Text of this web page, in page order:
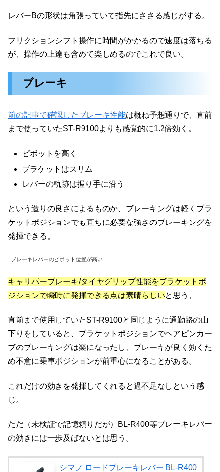
レバーBの形状は角張っていて指先にささる感じがする。
フリクションシフト操作に時間がかかるので速度は落ちる
が、操作の上達も含めて楽しめるのでこれで良い。
ブレーキ
前の記事で確認したブレーキ性能は概ね予想通りで、直前
まで使っていたST-R9100よりも感覚的に1.2倍効く。
ピボットを高く
ブラケットはスリム
レバーの軌跡は握り手に沿う
という造りの良さによるものか、ブレーキングは軽くブラ
ケットポジションでも直ちに必要な強さのブレーキングを
発揮できる。
ブレーキレバーのピポット位置が高い
キャリパーブレーキ/タイヤグリップ性能をブラケットポ
ジションで瞬時に発揮できる点は素晴らしいと思う。
直前まで使用していたST-R9100と同じように通勤路の山
下りをしていると、ブラケットポジションでヘアピンカー
ブのブレーキングは楽になったし、ブレーキが良く効くた
め不意に乗車ポジションが前重心になることがある。
これだけの効きを発揮してくれると過不足なしという感
じ。
ただ（未検証で記憶頼りだが）BL-R400等ブレーキレバー
の効きには一歩及ばないとは思う。
シマノ ロードブレーキレバー BL-R400